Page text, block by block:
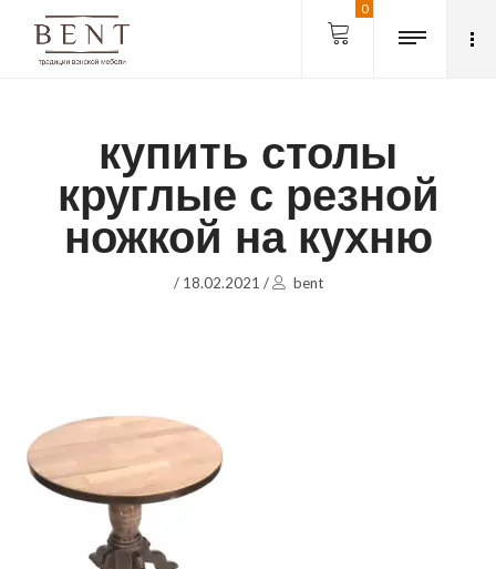
0
купить столы
круглые с резной
ножкой на кухню
/ 18.02.2021 / bent